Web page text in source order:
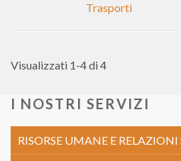
Trasporti
Visualizzati 1-4 di 4
I NOSTRI SERVIZI
RISORSE UMANE E